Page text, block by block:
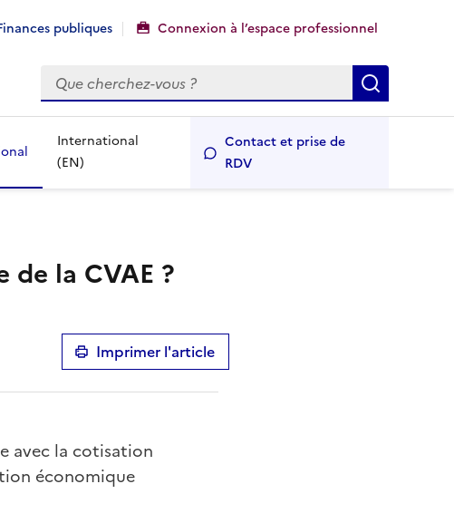
publiques Connexion à l’espace professionnel
Rechercher
International
(EN)
Contact et prise de
RDV
de la CVAE ?
Imprimer l'article
avec la cotisation
économique